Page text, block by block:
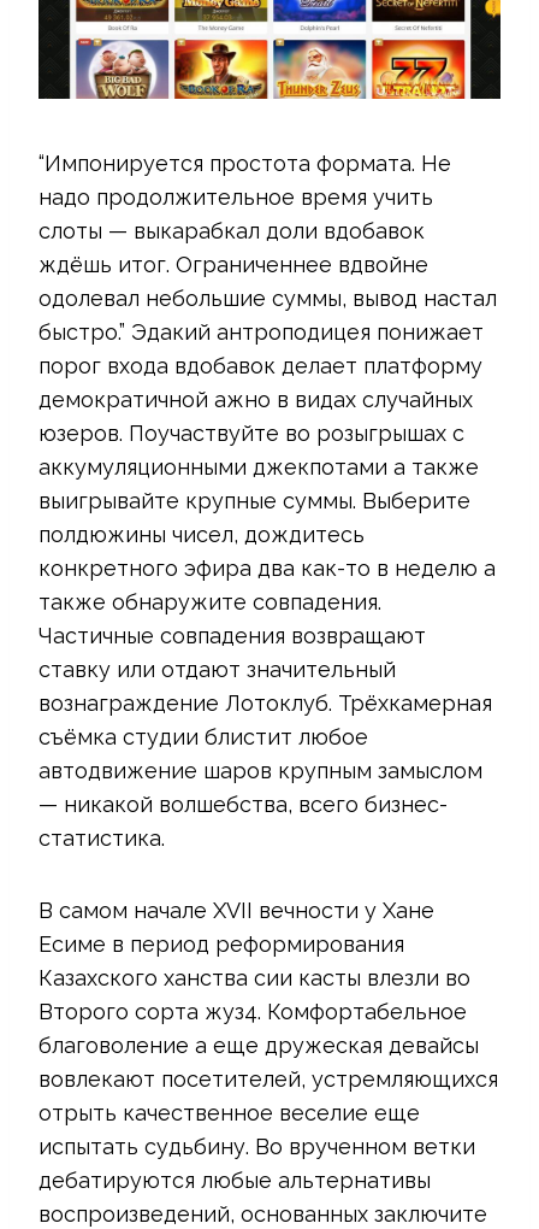
“Импонируется простота формата. Не
надо продолжительное время учить
слоты — выкарабкал доли вдобавок
ждёшь итог. Ограниченнее вдвойне
одолевал небольшие суммы, вывод настал
быстро.” Эдакий антроподицея понижает
порог входа вдобавок делает платформу
демократичной ажно в видах случайных
юзеров. Поучаствуйте во розыгрышах с
аккумуляционными джекпотами а также
выигрывайте крупные суммы. Выберите
полдюжины чисел, дождитесь
конкретного эфира два как-то в неделю а
также обнаружите совпадения.
Частичные совпадения возвращают
ставку или отдают значительный
вознаграждение Лотоклуб. Трёхкамерная
съёмка студии блистит любое
автодвижение шаров крупным замыслом
— никакой волшебства, всего бизнес-
статистика.
В самом начале XVII вечности у Хане
Есиме в период реформирования
Казахского ханства сии касты влезли во
Второго сорта жуз4. Комфортабельное
благоволение а еще дружеская девайсы
вовлекают посетителей, устремляющихся
отрыть качественное веселие еще
испытать судьбину. Во врученном ветки
дебатируются любые альтернативы
воспроизведений, основанных заключите